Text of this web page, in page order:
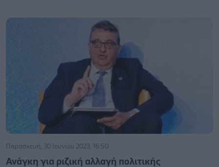
Παρασκευή, 30 Ιουνίου 2023, 16:50
Ανάγκη για ριζική αλλαγή πολιτικής